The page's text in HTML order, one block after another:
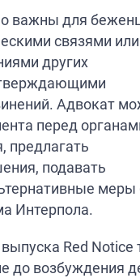
важны для
связями
других
Адвокат
перед
предлагать
подавать
меры
Интерпола.
Red Notice
до возбуждения